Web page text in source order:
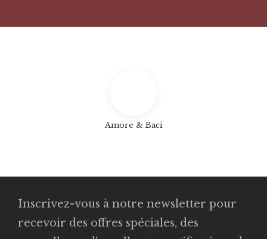
Amore & Baci
Inscrivez-vous à notre newsletter pour
recevoir des offres spéciales, des